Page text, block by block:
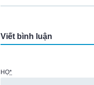
Viết bình luận
HỌ*